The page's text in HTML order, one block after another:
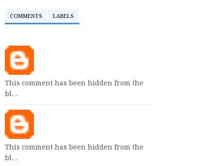
COMMENTS LABELS
This comment has been hidden from the
bl…
This comment has been hidden from the
bl…